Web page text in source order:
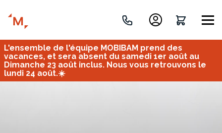
Créez votre projet de A à Z
L'ensemble de l'équipe MOBIBAM prend des
vacances, et sera absent du samedi 1er août au
Dimanche 23 août inclus. Nous vous retrouvons le
lundi 24 août.☀️